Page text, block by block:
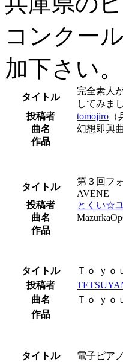
コンクー
加下さい。
タイトル
完全素人
してみま
投稿者
tomojiro
曲名
幻想即興曲
作品
タイトル
第３回フ
AVENE
投稿者
とくい☆
曲名
作品
タイトル
Ｔｏ ｙｏ
投稿者
曲名
Ｔｏ ｙｏ
作品
タイトル
電子ピア